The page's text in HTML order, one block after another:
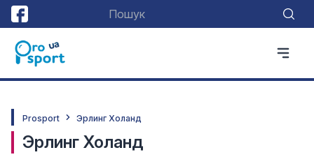
Prosport Эрлинг Холанд
Эрлинг Холанд